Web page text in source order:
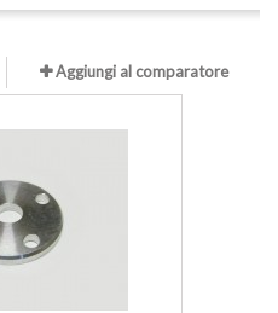
Aggiungi al comparatore